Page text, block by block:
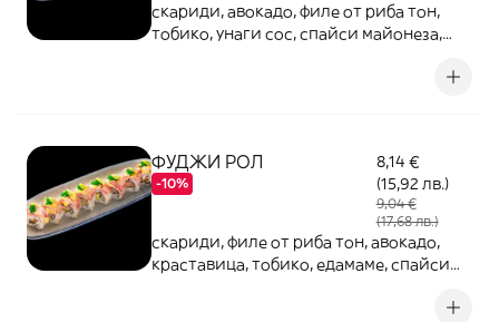
скариди, авокадо, филе от риба тон,
тобико, унаги сос, спайси майонеза,
ФУДЖИ РОЛ
-10%
8,14 €
(15,92 лв.)
9,04 €
(17,68 лв.)
скариди, филе от риба тон, авокадо,
краставица, тобико, едамаме, спайси